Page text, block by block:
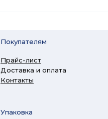
Покупателям
Прайс-лист
Доставка и оплата
Контакты
Упаковка